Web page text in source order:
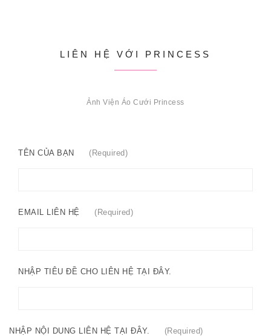
LIÊN HỆ VỚI PRINCESS
Ảnh Viện Áo Cưới Princess
TÊN CỦA BẠN (Required)
EMAIL LIÊN HỆ (Required)
NHẬP TIÊU ĐỀ CHO LIÊN HỆ TẠI ĐÂY.
NHẬP NỘI DUNG LIÊN HỆ TẠI ĐÂY. (Required)